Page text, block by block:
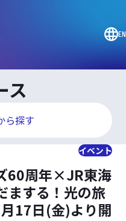
EN
ス
ら探す
イベント
60周年×JR東海
まする！光の旅
17日(金)より開